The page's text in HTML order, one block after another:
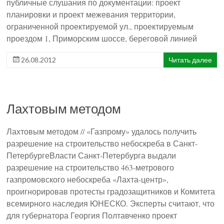
публичные слушания по документации: проект
планировки и проект межевания территории,
ограниченной проектируемой ул., проектируемым
проездом 1, Приморским шоссе, береговой линией
26.08.2012 Читать далее
Лахтовым методом
Лахтовым методом // «Газпрому» удалось получить
разрешение на строительство небоскреба в Санкт-
ПетербургеВласти Санкт-Петербурга выдали
разрешение на строительство 463-метрового
газпромовского небоскреба «Лахта-центр»,
проигнорировав протесты градозащитников и Комитета
всемирного наследия ЮНЕСКО. Эксперты считают, что
для губернатора Георгия Полтавченко проект